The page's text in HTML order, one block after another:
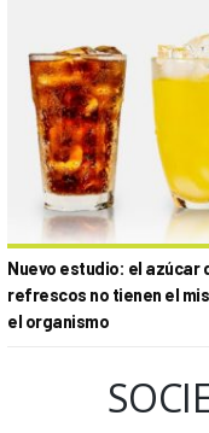
Nuevo estudio: el azúcar
refrescos no tienen el
el organismo